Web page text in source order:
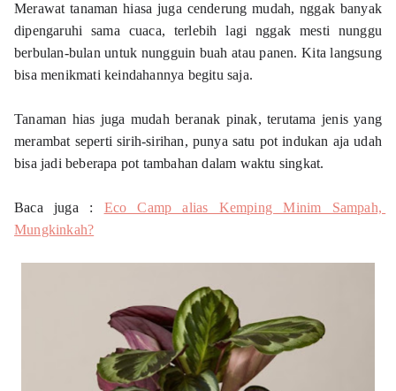
Merawat tanaman hiasa juga cenderung mudah, nggak banyak
dipengaruhi sama cuaca, terlebih lagi nggak mesti nunggu
berbulan-bulan untuk nungguin buah atau panen. Kita langsung
bisa menikmati keindahannya begitu saja.
Tanaman hias juga mudah beranak pinak, terutama jenis yang
merambat seperti sirih-sirihan, punya satu pot indukan aja udah
bisa jadi beberapa pot tambahan dalam waktu singkat.
Baca juga : Eco Camp alias Kemping Minim Sampah,
Mungkinkah?